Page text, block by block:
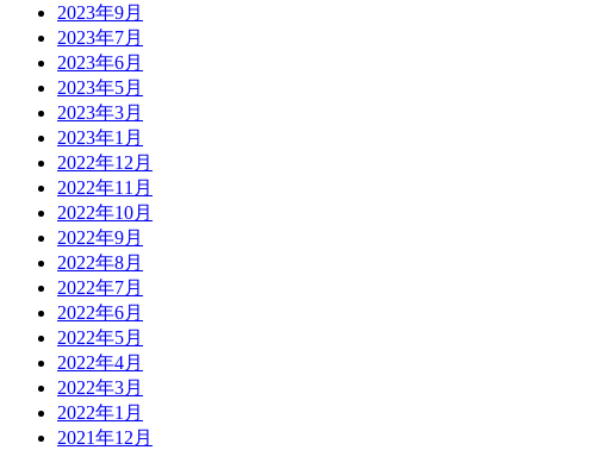
2023年9月
2023年7月
2023年6月
2023年5月
2023年3月
2023年1月
2022年12月
2022年11月
2022年10月
2022年9月
2022年8月
2022年7月
2022年6月
2022年5月
2022年4月
2022年3月
2022年1月
2021年12月